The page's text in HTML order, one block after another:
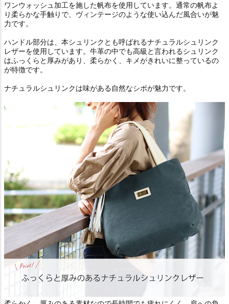
ワンウォッシュ加工を施した帆布を使用しています。通常の帆布よ
り柔らかな手触りで、ヴィンテージのような使い込んだ風合いが魅
力です。
ハンドル部分は、本シュリンクとも呼ばれるナチュラルシュリンク
レザーを使用しています。牛革の中でも高級と言われるシュリンク
はふっくらと厚みがあり、柔らかく、キメがきれいに整っているの
が特徴です。
ナチュラルシュリンクは味がある自然なシボが魅力です。